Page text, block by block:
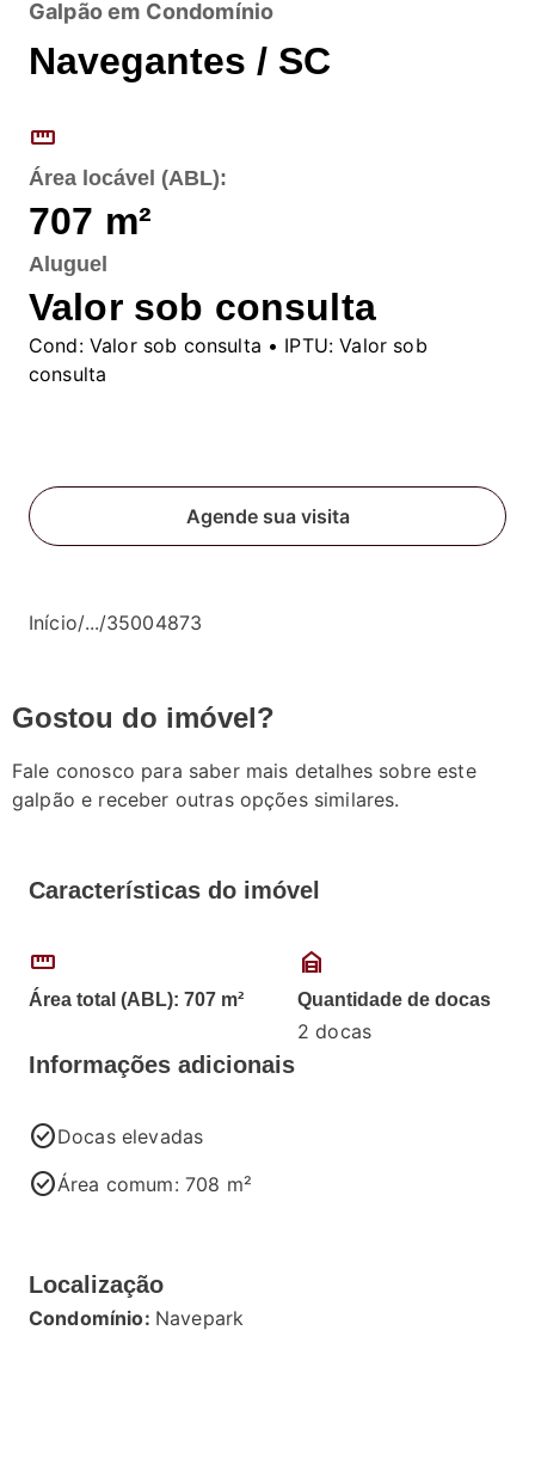
Galpão em Condomínio
Navegantes / SC
straighten
Área locável (ABL):
707 m²
Aluguel
Valor sob consulta
Cond:Valor sob consulta • IPTU: Valor sob
consulta
Agende sua visita
Início/.../35004873
Gostou do imóvel?
Fale conosco para saber mais detalhes sobre este
galpão e receber outras opções similares.
Características do imóvel
straighten
Área total (ABL): 707 m²
garage_home
Quantidade de docas
2 docas
Informações adicionais
check_circleDocas elevadas
check_circleÁrea comum: 708 m²
Localização
Condomínio: Navepark